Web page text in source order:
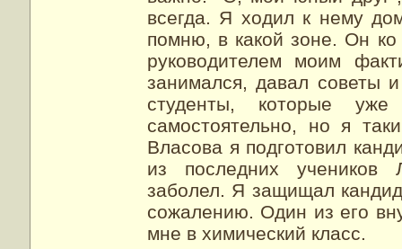
всегда. Я ходил к нему
помню, в какой зоне. Он
руководителем моим
занимался, давал советы
студенты, которые
самостоятельно, но я
Власова я подготовил
из последних учеников
заболел. Я защищал
сожалению. Один из его
мне в химический класс.